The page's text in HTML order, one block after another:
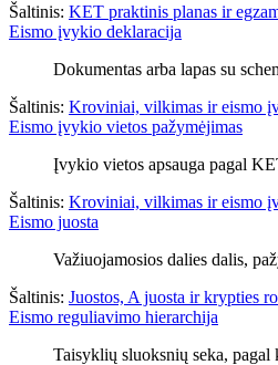
Šaltinis: KET praktinis planas ir
Eismo įvykio deklaracija
Dokumentas arba lapas su
Šaltinis: Kroviniai, vilkimas ir eismo
Eismo įvykio vietos pažymėjimas
Įvykio vietos apsauga pagal
Šaltinis: Kroviniai, vilkimas ir eismo
Eismo juosta
Važiuojamosios dalies dalis,
Šaltinis: Juostos, A juosta ir krypties
Eismo reguliavimo hierarchija
Taisyklių sluoksnių seka,